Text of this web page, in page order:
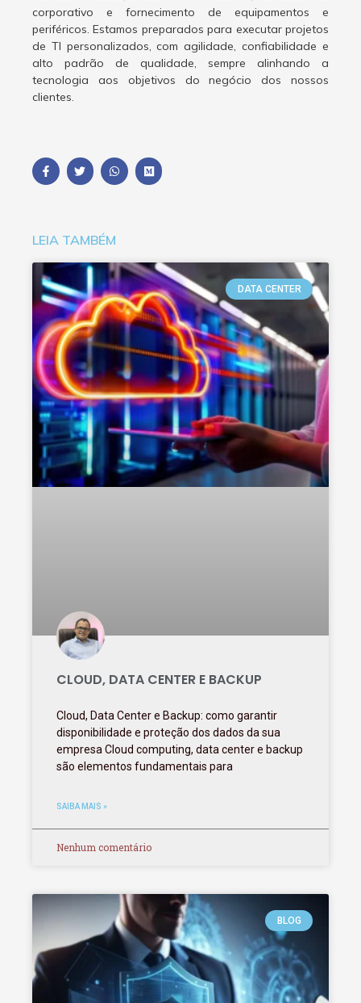
corporativo e fornecimento de equipamentos e
periféricos. Estamos preparados para executar projetos
de TI personalizados, com agilidade, confiabilidade e
alto padrão de qualidade, sempre alinhando a
tecnologia aos objetivos do negócio dos nossos
clientes.
LEIA TAMBÉM
DATA CENTER
CLOUD, DATA CENTER E BACKUP
Cloud, Data Center e Backup: como garantir
disponibilidade e proteção dos dados da sua
empresa Cloud computing, data center e backup
são elementos fundamentais para
SAIBA MAIS »
Nenhum comentário
BLOG